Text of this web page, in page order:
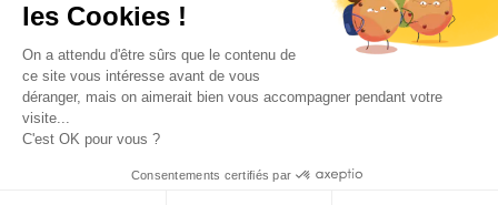
© Copyright 2015 Reflets d'été |Mentions légales| Agence
webVENDELIS
les Cookies !
On a attendu d'être sûrs que le contenu de
ce site vous intéresse avant de vous
déranger, mais on aimerait bien vous accompagner pendant votre
visite...
C'est OK pour vous ?
Consentements certifiés par